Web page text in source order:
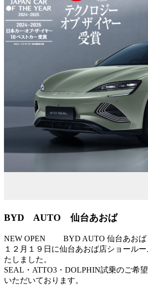
BYD AUTO 仙台あおば
NEW OPEN BYD AUTO 仙台あおば
１２月１９日に仙台あおば店ショール
たしました。
SEAL・ATTO3・DOLPHIN試乗のご希
いただいております。